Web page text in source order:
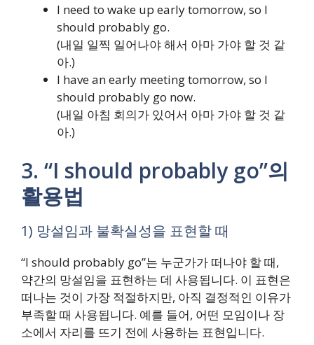
I need to wake up early tomorrow, so I
should probably go.
(내일 일찍 일어나야 해서 아마 가야 할 것 같
아.)
I have an early meeting tomorrow, so I
should probably go now.
(내일 아침 회의가 있어서 아마 가야 할 것 같
아.)
3. “I should probably go”의
활용법
1) 망설임과 불확실성을 표현할 때
“I should probably go”는 누군가가 떠나야 할 때,
약간의 망설임을 표현하는 데 사용됩니다. 이 표현은
떠나는 것이 가장 적절하지만, 아직 결정적인 이유가
부족할 때 사용됩니다. 예를 들어, 어떤 모임이나 장
소에서 자리를 뜨기 전에 사용하는 표현입니다.